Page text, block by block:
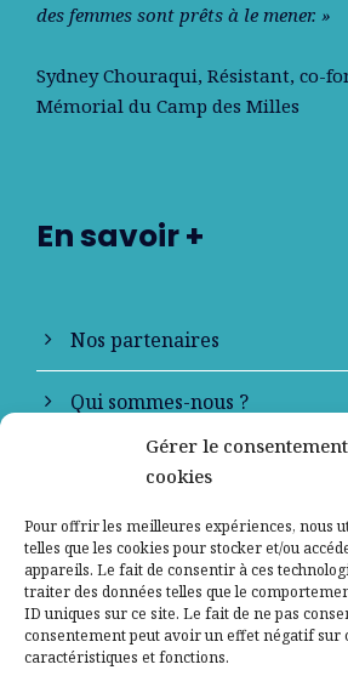
Gérer le
cookies
Pour offrir les meilleures expériences, nous
telles que les cookies pour stocker et/ou
appareils. Le fait de consentir à ces
traiter des données telles que le
ID uniques sur ce site. Le fait de ne pas
consentement peut avoir un effet négatif sur
caractéristiques et fonctions.
des femmes sont prêts à le mener. »
Sydney Chouraqui, Résistant, co-
Mémorial du Camp des Milles
En savoir +
Nos partenaires
Qui sommes-nous ?
Contactez-nous
Mentions légales
Politique de confidentialité